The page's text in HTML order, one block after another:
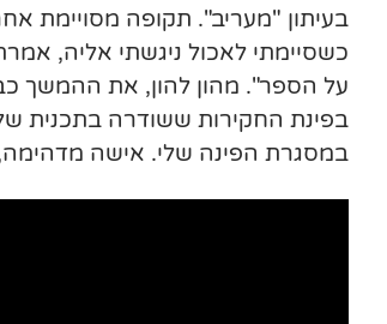
בעיתון "מעריב". תקופה מסויימת
כשסיימתי לאכול ניגשתי אליה,
על הספר". מהון להון, את ההמשך
במסגרת הפינה שלי. אישה